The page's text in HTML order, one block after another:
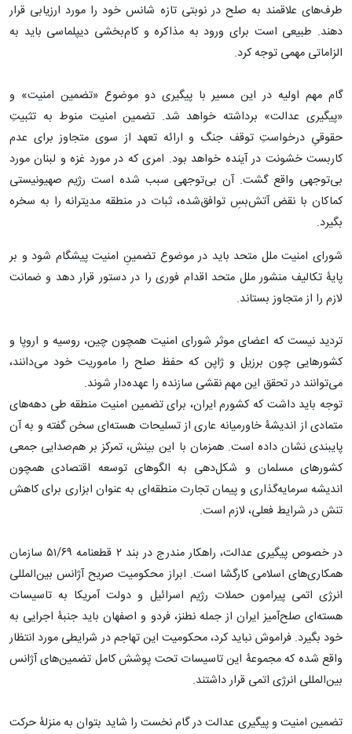
طرف‌های علاقمند به صلح در نوبتی تازه شانس خود را مورد ارزیابی قرار
دهند. طبیعی است برای ورود به مذاکره و کام‌بخشی دیپلماسی باید به
الزاماتی مهمی توجه کرد.
گام مهم اولیه در این مسیر با پیگیری دو موضوع «تضمین امنیت» و
«پیگیری عدالت» برداشته خواهد شد. تضمین امنیت منوط به تثبیتِ
حقوقیِ درخواستِ توقف جنگ و ارائه تعهد از سوی متجاوز برای عدم
کاربست خشونت در آینده خواهد بود. امری که در مورد غزه و لبنان مورد
بی‌توجهی واقع گشت. آن بی‌توجهی سبب شده است رژیم صهیونیستی
کماکان با نقض آتش‌بسِ توافق‌شده، ثبات در منطقه مدیترانه را به سخره
بگیرد.
شورای امنیت ملل متحد باید در موضوع تضمینِ امنیت پیشگام شود و بر
پایۀ تکالیف منشور ملل متحد اقدام فوری را در دستور قرار دهد و ضمانت
لازم را از متجاوز بستاند.
تردید نیست که اعضای موثر شورای امنیت همچون چین، روسیه و اروپا و
کشورهایی چون برزیل و ژاپن که حفظ صلح را ماموریت خود می‌دانند،
می‌توانند در تحقق این مهم نقشی سازنده را عهده‌دار شوند.
توجه باید داشت که کشورم ایران، برای تضمین امنیت منطقه طی دهه‌های
متمادی از اندیشۀ خاورمیانه عاری از تسلیحات هسته‌ای سخن گفته و به آن
پایبندی نشان داده است. همزمان با این بینش، تمرکز بر هم‌صدایی جمعی
کشورهای مسلمان و شکل‌دهی به الگوهای توسعه اقتصادی همچون
اندیشه سرمایه‌گذاری و پیمان تجارت منطقه‌ای به عنوان ابزاری برای کاهش
تنش در شرایط فعلی، لازم است.
در خصوص پیگیری عدالت، راهکار مندرج در بند ۲ قطعنامه ۵۱/۶۹ سازمان
همکاری‌های اسلامی کارگشا است. ابراز محکومیت صریح آژانس بین‌المللی
انرژی اتمی پیرامون حملات رژیم اسرائیل و دولت آمریکا به تاسیسات
هسته‌ای صلح‌آمیز ایران از جمله نطنز، فردو و اصفهان باید جنبۀ اجرایی به
خود بگیرد. فراموش نباید کرد، محکومیت این تهاجم در شرایطی مورد انتظار
واقع شده که مجموعۀ این تاسیسات تحت پوشش کامل تضمین‌های آژانس
بین‌المللی انرژی اتمی قرار داشتند.
تضمین امنیت و پیگیری عدالت در گام نخست را شاید بتوان به منزلۀ حرکت